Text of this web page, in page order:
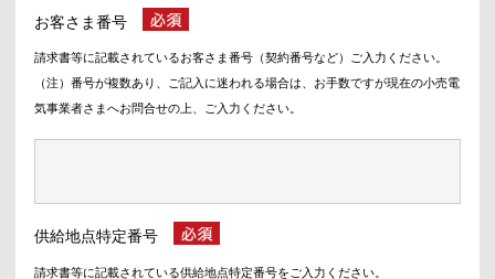
お客さま番号
請求書等に記載されているお客さま番号（契約番号など）ご入力ください。
（注）番号が複数あり、ご記入に迷われる場合は、お手数ですが現在の小売電
気事業者さまへお問合せの上、ご入力ください。
供給地点特定番号
請求書等に記載されている供給地点特定番号をご入力ください。